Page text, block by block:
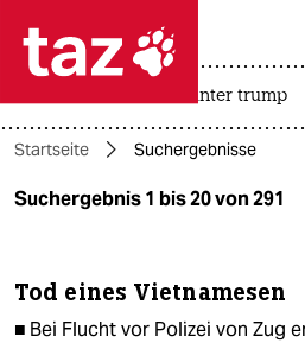
 taz zahl ich
taz zahl ich
themen
öko
usa unter trump
Startseite Suchergebnisse
Suchergebnis 1 bis 20 von 291
Tod eines Vietnamesen
■ Bei Flucht vor Polizei von Zug